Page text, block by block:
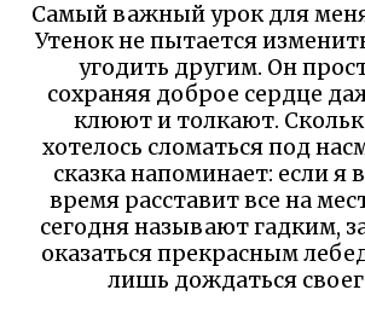
Самый важный урок для
Утенок не пытается
угодить другим. Он
сохраняя доброе сердце
клюют и толкают.
хотелось сломаться под
сказка напоминает: если я
время расставит все на
сегодня называют гадким,
оказаться прекрасным
лишь дождаться